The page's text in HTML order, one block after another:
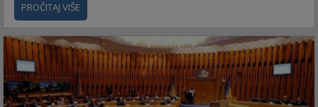
PROČITAJ VIŠE